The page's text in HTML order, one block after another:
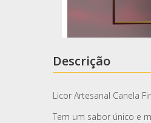
Descrição
Licor Artesanal Canela
Tem um sabor único e